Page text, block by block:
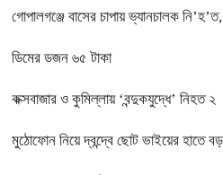
গোপালগঞ্জে বাসের চাপায় ভ্যানচালক
ডিমের ডজন ৬৫ টাকা
কক্সবাজার ও কুমিল্লায় ‘বন্দুকযুদ্ধে’ নিহত ২
মুঠোফোন নিয়ে দ্বন্দ্বে ছোট ভাইয়ের হাতে